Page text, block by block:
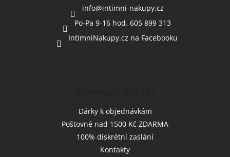
info@intimni-nakupy.cz
Po-Pa 9-16 hod. 605 899 313
IntimniNakupy.cz na Facebooku
Dárky k objednávkám
Poštovné nad 1500 Kč ZDARMA
100% diskrétní zaslání
Kontakty